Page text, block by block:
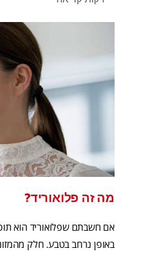
מה זה פלואוריד?
אם חשבתם שפלואוריד הוא
באופן נרחב בטבע. חלק